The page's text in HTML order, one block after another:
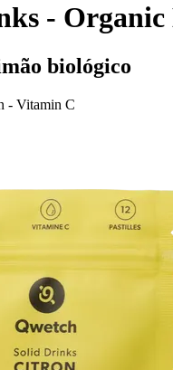
- Organic
biológico
- Vitamin C